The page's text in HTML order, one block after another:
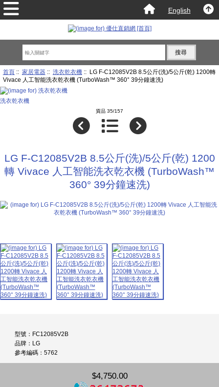
English
首頁:: 家居電器:: 洗衣乾衣機:: LG F-C12085V2B 8.5公斤(洗)/5公斤(乾) 1200轉
Vivace 人工智能洗衣乾衣機 (TurboWash™ 360° 39分鐘速洗)
洗衣乾衣機
貨品 35/157
LG F-C12085V2B 8.5公斤(洗)/5公斤(乾) 1200
轉 Vivace 人工智能洗衣乾衣機 (TurboWash™
360° 39分鐘速洗)
型號：FC12085V2B
品牌：LG
參考編碼：5762
$4,750.00